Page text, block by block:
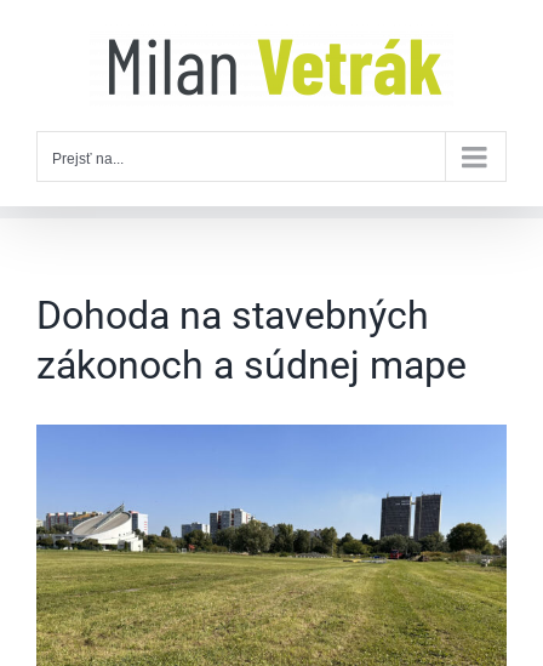
Prejsť na...
Dohoda na stavebných
zákonoch a súdnej mape
obrázok